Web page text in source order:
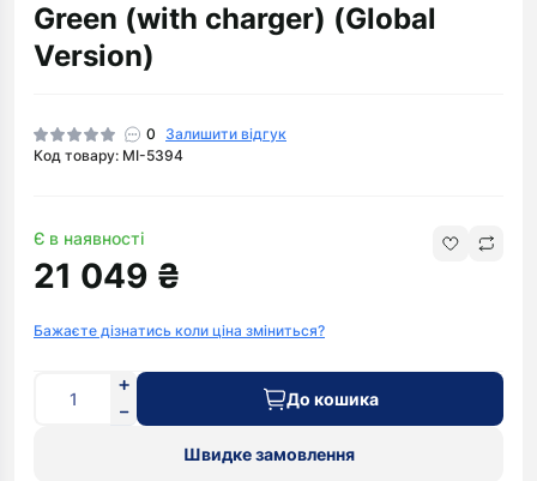
Green (with charger) (Global
Version)
0
Залишити відгук
Код товару: MI-5394
Є в наявності
21 049 ₴
Бажаєте дізнатись коли ціна зміниться?
До кошика
Швидке замовлення